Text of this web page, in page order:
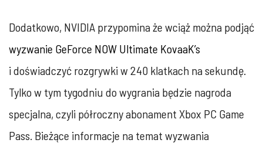
Dodatkowo, NVIDIA przypomina że wciąż można podjąć
wyzwanie GeForce NOW Ultimate KovaaK’s
i doświadczyć rozgrywki w 240 klatkach na sekundę.
Tylko w tym tygodniu do wygrania będzie nagroda
specjalna, czyli półroczny abonament Xbox PC Game
Pass. Bieżące informacje na temat wyzwania